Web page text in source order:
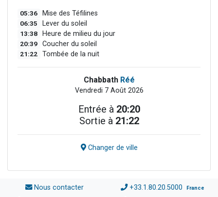
05:36 Mise des Téfilines
06:35 Lever du soleil
13:38 Heure de milieu du jour
20:39 Coucher du soleil
21:22 Tombée de la nuit
Chabbath Réé
Vendredi 7 Août 2026
Entrée à 20:20
Sortie à 21:22
Changer de ville
Nous contacter +33.1.80.20.5000 France